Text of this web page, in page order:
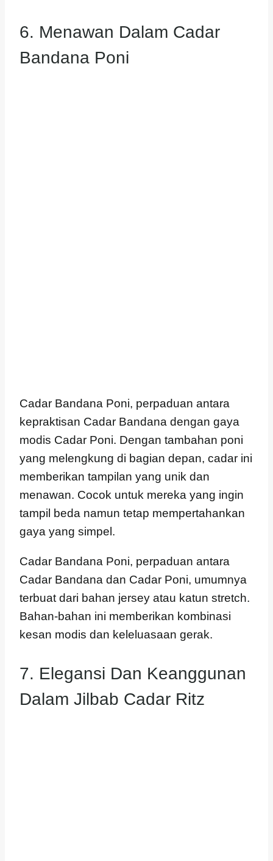
6. Menawan Dalam Cadar
Bandana Poni
Cadar Bandana Poni, perpaduan antara
kepraktisan Cadar Bandana dengan gaya
modis Cadar Poni. Dengan tambahan poni
yang melengkung di bagian depan, cadar ini
memberikan tampilan yang unik dan
menawan. Cocok untuk mereka yang ingin
tampil beda namun tetap mempertahankan
gaya yang simpel.
Cadar Bandana Poni, perpaduan antara
Cadar Bandana dan Cadar Poni, umumnya
terbuat dari bahan jersey atau katun stretch.
Bahan-bahan ini memberikan kombinasi
kesan modis dan keleluasaan gerak.
7. Elegansi Dan Keanggunan
Dalam Jilbab Cadar Ritz